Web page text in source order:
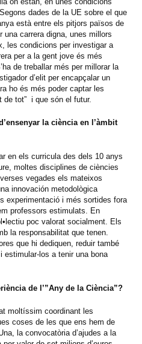
dades de la UE sobre el que
està entre els pitjors països de
una carrera digna, unes millors
les condicions per investigar a
per a la gent jove és més
de treballar més per millorar la
d’elit per encapçalar un
ho és més poder captar les
de tot” i que són el futur.
la ciència en l’àmbit
en els curricula des dels 10 anys
moltes disciplines de ciències
vegades els mateixos
innovación metodològica
experimentació i més sortides fora
professors estimulats. En
poc valorat socialment. Els
la responsabilitat que tenen.
que hi dediquen, reduir també
estimular-los a tenir una bona
de l’”Any de la Ciència”?
moltíssim coordinant les
coses de les que ens hem de
la convocatòria d’ajudes a la